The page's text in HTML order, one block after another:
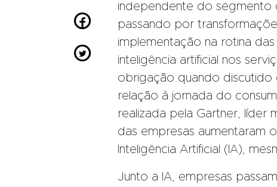


independente do segmento
passando por
implementação na rotina
inteligência artificial nos
obrigação quando discutido
relação à jornada do
realizada pela Gartner, líder
das empresas aumentaram
Inteligência Artificial (IA),
Junto a IA, empresas